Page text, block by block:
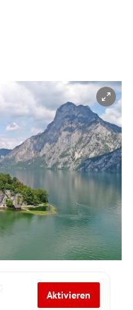
Aktivieren